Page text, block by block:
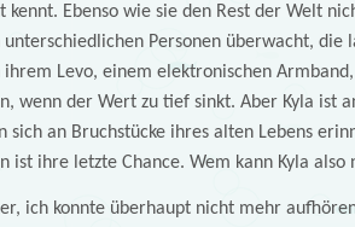
Ebenso wie sie den Rest der Welt
Personen überwacht, die
Levo, einem elektronischen
wenn der Wert zu tief sinkt. Aber Kyla ist
sich an Bruchstücke ihres alten Lebens
ist ihre letzte Chance. Wem kann Kyla also
ich konnte überhaupt nicht mehr